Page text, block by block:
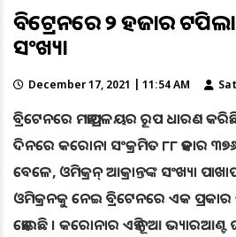
ବିଟ୍ରେନରେ ୧୨ ହଜାର ଟପିଲା
ସଂଖ୍ୟା
December 17, 2021 | 11:54 AM
ବ୍ରିଟେନରେ ମହାପ୍ରଳୟର ରୂପ ଧାରଣ
ଦିନରେ କରୋନା ସଂକ୍ରମିତ ୮୮ ହଜାର
ବେଳେ, ଓମିକ୍ରନ୍ ଆକ୍ରାନ୍ତଙ୍କ ସଂଖ୍ୟା
ଓମିକ୍ରନକୁ ନେଇ ବ୍ରିଟେନରେ ଏକ
ହୋଇଛି । କରୋନାର ଏହି ନୂଆ ଭ୍ୟାରଆଣ୍ଟ